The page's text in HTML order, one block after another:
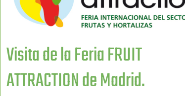
Visita de la Feria FRUIT
ATTRACTION de Madrid.